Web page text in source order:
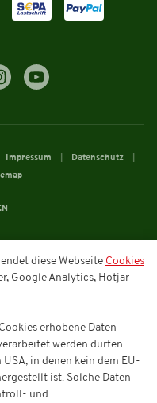
Impressum
Datenschutz
diese Webseite Cookies
Google Analytics, Hotjar
erhobene Daten
werden dürfen
USA, in denen kein dem EU-
ist. Solche Daten
und